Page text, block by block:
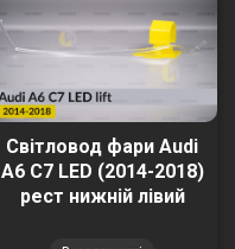
Світловод фари Audi
A6 C7 LED (2014-2018)
рест нижній лівий